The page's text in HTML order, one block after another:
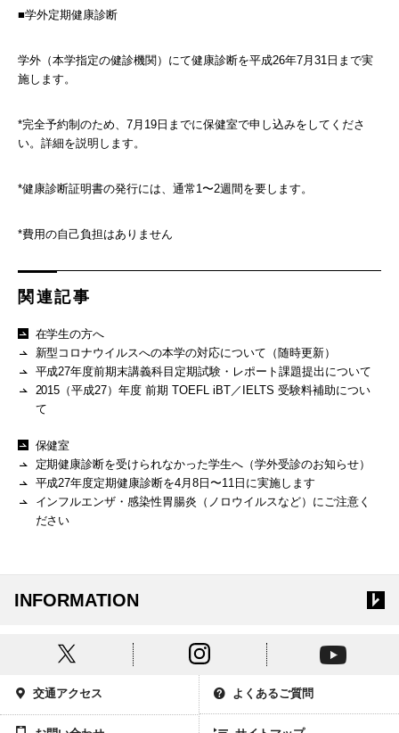
■学外定期健康診断
学外（本学指定の健診機関）にて健康診断を平成26年7月31日まで実
施します。
*完全予約制のため、7月19日までに保健室で申し込みをしてくださ
い。詳細を説明します。
*健康診断証明書の発行には、通常1〜2週間を要します。
*費用の自己負担はありません
関連記事
在学生の方へ
新型コロナウイルスへの本学の対応について（随時更新）
平成27年度前期末講義科目定期試験・レポート課題提出について
2015（平成27）年度 前期 TOEFL iBT／IELTS 受験料補助につい
て
保健室
定期健康診断を受けられなかった学生へ（学外受診のお知らせ）
平成27年度定期健康診断を4月8日〜11日に実施します
インフルエンザ・感染性胃腸炎（ノロウイルスなど）にご注意く
ださい
INFORMATION
交通アクセス よくあるご質問